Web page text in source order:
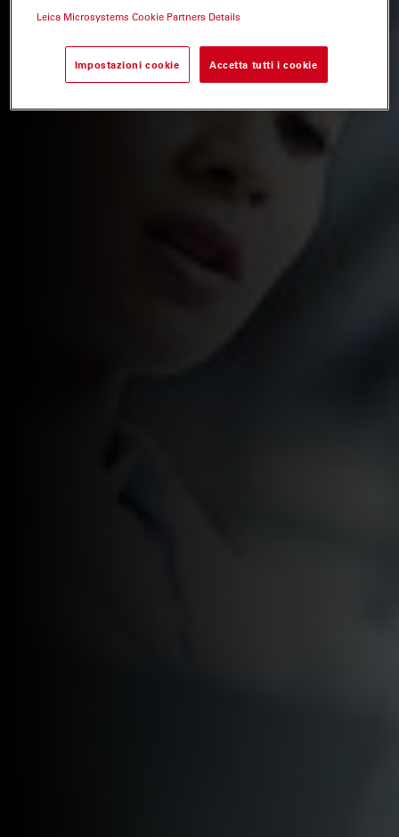
Leica Microsystems Cookie Partners Details
Impostazioni cookie Accetta tutti i cookie